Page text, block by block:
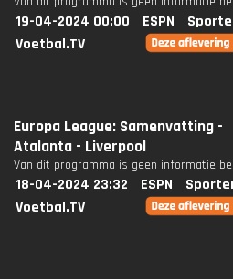
19-04-2024 00:00 ESPN
Voetbal.TV
Europa League: Samenvatting -
Atalanta - Liverpool
Van dit programma is geen informatie
18-04-2024 23:32 ESPN
Voetbal.TV